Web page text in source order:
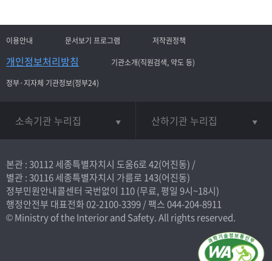
이용안내 문서보기 프로그램 저작권정책
개인정보처리방침
기관소개(직원검색, 약도 등)
정부·지자체 기관정보(정부24)
소속기관 누리집 산하기관 누리집
본관 : 30112 세종특별자치시 도움6로 42(어진동) /
별관 : 30116 세종특별자치시 가름로 143(어진동)
정부민원안내콜센터 국번없이 110(무료, 평일 9시~18시)
행정안전부 대표전화02-2100-3399/ 팩스 044-204-8911
© Ministry of the Interior and Safety. All rights reserved.